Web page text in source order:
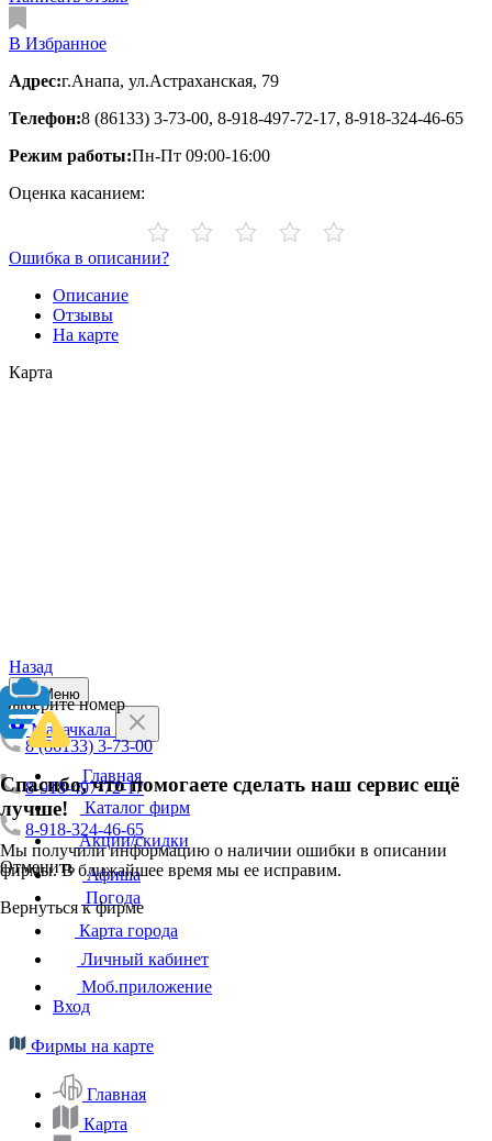
В Избранное
Адрес:г.Анапа, ул.Астраханская, 79
Телефон:8 (86133) 3-73-00, 8-918-497-72-17, 8-918-324-46-65
Режим работы:Пн-Пт 09:00-16:00
Оценка касанием:
Ошибка в описании?
Описание
Отзывы
На карте
Карта
Назад
Выберите номер
8 (86133) 3-73-00
8-918-497-72-17
8-918-324-46-65
Отменить
Спасибо, что помогаете сделать наш сервис ещё
лучше!
Мы получили информацию о наличии ошибки в описании
фирмы. В ближайшее время мы ее исправим.
Вернуться к фирме
Меню
Махачкала
Главная
Каталог фирм
Акции/скидки
Афиша
Погода
Карта города
Личный кабинет
Моб.приложение
Вход
Фирмы на карте
Главная
Карта